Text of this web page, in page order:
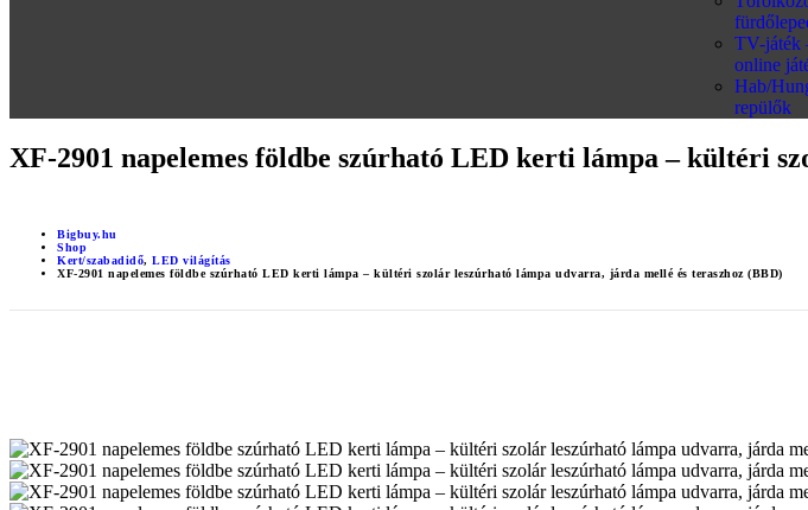
TV-játék
online
Hab/
repülők
XF-2901 napelemes földbe szúrható LED kerti lámpa – kültéri
Bigbuy.hu
Shop
Kert/szabadidő, LED világítás
XF-2901 napelemes földbe szúrható LED kerti lámpa – kültéri szolár leszúrható lámpa udvarra, járda mellé és teraszhoz (BBD)